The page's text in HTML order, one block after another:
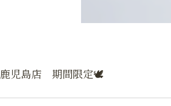
児島店 期間限定🕊️